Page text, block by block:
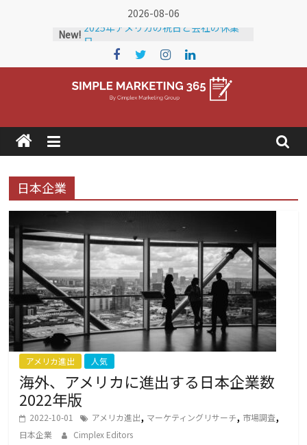
2026-08-06
New! 日
2024年アメリカの祝日と会社の休業
日
2026年 アメリカの祝日と会社の休業
日
Simple
Marketing
365
ア
メ
リ
カ
の
ト
レ
ン
ド、
ィ
日本企業
アメリカ進出 人気
海外、アメリカに進出する日本企業数
2022年版
2022-10-01 アメリカ進出, マーケティングリサーチ, 市場調査,
日本企業 Cimplex Editors